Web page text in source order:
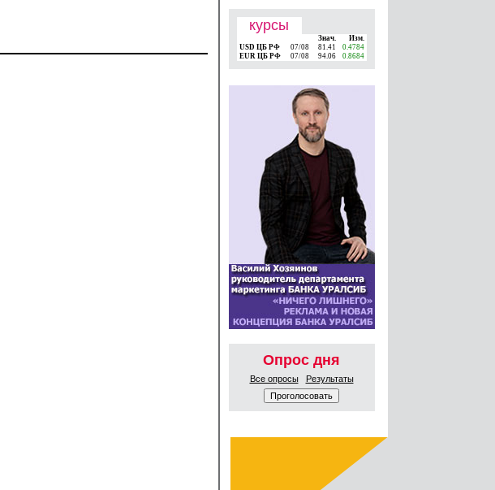
курсы
Знач.
Изм.
USD ЦБ РФ
07/08 81.41
0.4784
EUR ЦБ РФ
07/08 94.06 0.8684
Опрос дня
Все опросы Результаты